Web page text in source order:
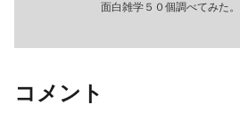
面白雑学５０個調べてみた。
コメント